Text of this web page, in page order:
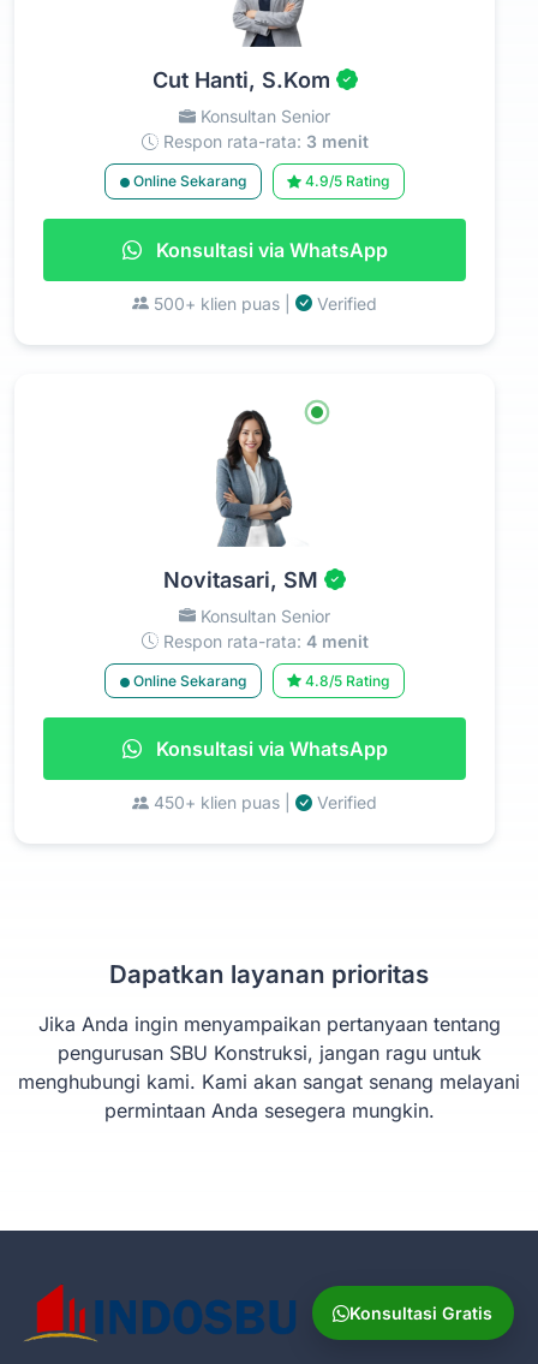
Konsultasi Gratis
Cut Hanti, S.Kom
Konsultan Senior
Respon rata-rata: 3 menit
Online Sekarang 4.9/5 Rating
Konsultasi via WhatsApp
500+ klien puas | Verified
Novitasari, SM
Konsultan Senior
Respon rata-rata: 4 menit
Online Sekarang 4.8/5 Rating
Konsultasi via WhatsApp
450+ klien puas | Verified
Dapatkan layanan prioritas
Jika Anda ingin menyampaikan pertanyaan tentang
pengurusan SBU Konstruksi, jangan ragu untuk
menghubungi kami. Kami akan sangat senang melayani
permintaan Anda sesegera mungkin.